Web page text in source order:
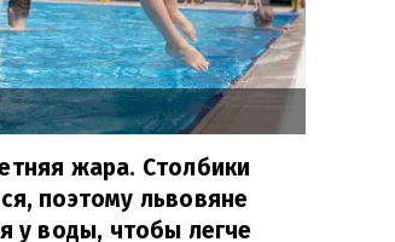
жара. Столбики
поэтому львовяне
у воды, чтобы легче